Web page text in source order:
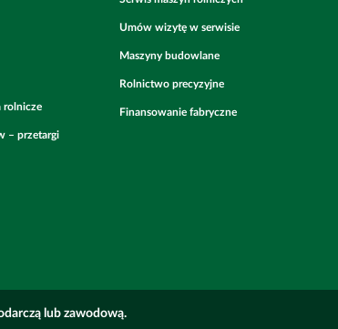
rolnicze
– przetargi
Umów wizytę w serwisie
Maszyny budowlane
Rolnictwo precyzyjne
Finansowanie fabryczne
lub zawodową.